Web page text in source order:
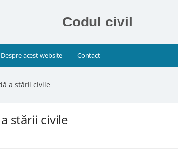
Codul civil
Despre acest website Contact
a stării civile
stării civile